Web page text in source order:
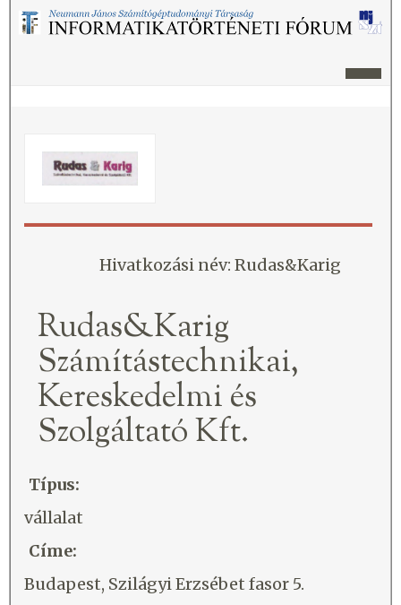
Hivatkozási név: Rudas&Karig
Rudas&Karig
Számítástechnikai,
Kereskedelmi és
Szolgáltató Kft.
Típus:
vállalat
Címe:
Budapest, Szilágyi Erzsébet fasor 5.